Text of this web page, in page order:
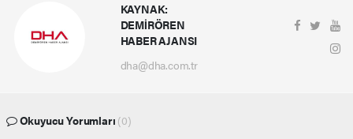
KAYNAK:
DEMİRÖREN
HABER AJANSI
dha@dha.com.tr
Okuyucu Yorumları (0)